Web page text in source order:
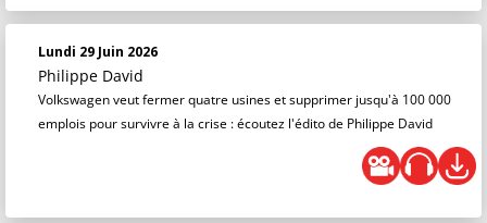
Lundi 29 Juin 2026
Philippe David
Volkswagen veut fermer quatre usines et supprimer jusqu'à 100 000
emplois pour survivre à la crise : écoutez l'édito de Philippe David